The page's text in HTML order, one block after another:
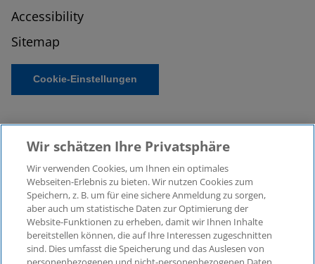
Accessibility
Sitemap
Cookie-Einstellungen
© 2026 KPMG Law Rechtsanwaltsgesellschaft mbH,
associated with KPMG AG
Wirtschaftsprüfungsgesellschaft, a public limited
company under German law and a member of the
Wir schätzen Ihre Privatsphäre
Wir verwenden Cookies, um Ihnen ein optimales
Webseiten-Erlebnis zu bieten. Wir nutzen Cookies zum
Speichern, z. B. um für eine sichere Anmeldung zu sorgen,
aber auch um statistische Daten zur Optimierung der
Website-Funktionen zu erheben, damit wir Ihnen Inhalte
bereitstellen können, die auf Ihre Interessen zugeschnitten
sind. Dies umfasst die Speicherung und das Auslesen von